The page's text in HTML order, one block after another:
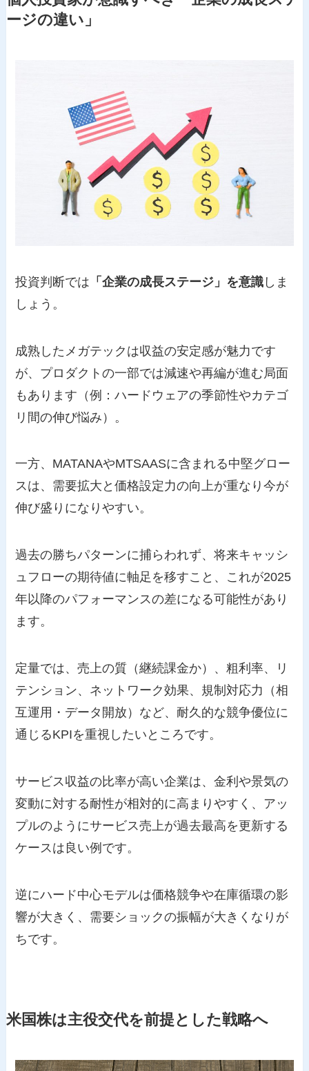
ージの違い」
投資判断では 「企業の成長ステージ」を意識 しま
しょう。
成熟したメガテックは収益の安定感が魅力です
が、プロダクトの一部では減速や再編が進む局面
もあります（例：ハードウェアの季節性やカテゴ
リ間の伸び悩み）。
一方、MATANAやMTSAASに含まれる中堅グロー
スは、需要拡大と価格設定力の向上が重なり今が
伸び盛りになりやすい。
過去の勝ちパターンに捕らわれず、将来キャッシ
ュフローの期待値に軸足を移すこと、これが2025
年以降のパフォーマンスの差になる可能性があり
ます。
定量では、売上の質（継続課金か）、粗利率、リ
テンション、ネットワーク効果、規制対応力（相
互運用・データ開放）など、耐久的な競争優位に
通じるKPIを重視したいところです。
サービス収益の比率が高い企業は、金利や景気の
変動に対する耐性が相対的に高まりやすく、アッ
プルのようにサービス売上が過去最高を更新する
ケースは良い例です。
逆にハード中心モデルは価格競争や在庫循環の影
響が大きく、需要ショックの振幅が大きくなりが
ちです。
米国株は主役交代を前提とした戦略へ